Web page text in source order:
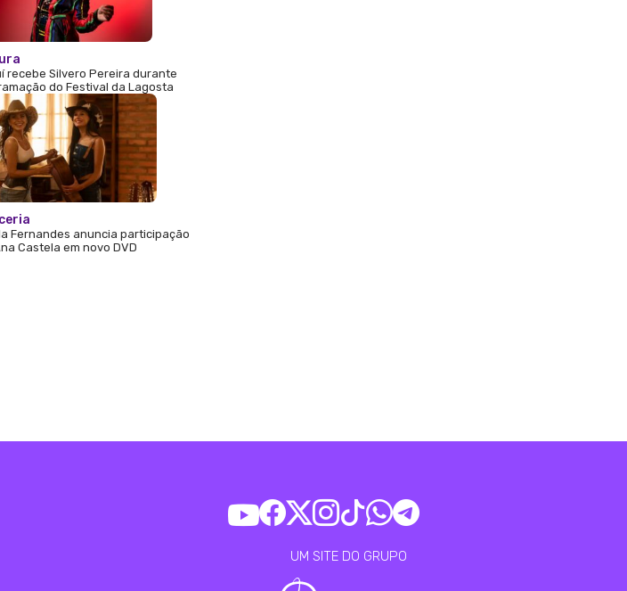
recebe Silvero Pereira durante
do Festival da Lagosta
Fernandes anuncia participação
Castela em novo DVD
UM SITE DO GRUPO